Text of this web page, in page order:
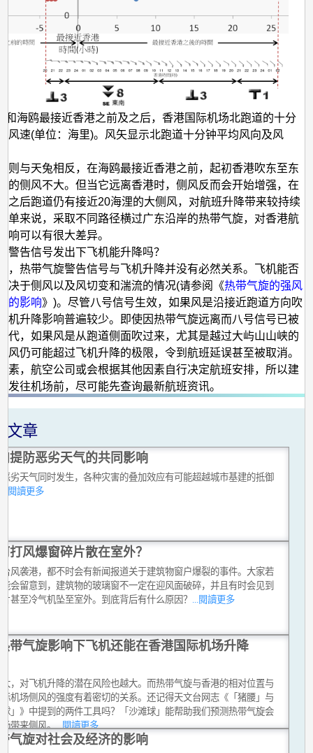
海鸥最接近香港之前及之后，香港国际机场北跑道的十分
风速(单位：海里)。风矢显示北跑道十分钟平均风向及风
则与天兔相反，在海鸥最接近香港之前，起初香港吹东至东
的侧风不大。但当它远离香港时，侧风反而会开始增强，在
之后跑道仍有接近20海浬的大侧风，对航班升降带来较持续
单来说，采取不同路径横过广东沿岸的热带气旋，对香港航
响可以有很大差异。
警告信号发出下飞机能升降吗？
，热带气旋警告信号与飞机升降并没有必然关系。飞机能否
决于侧风以及风切变和湍流的情况(请参阅《热带气旋的强风
的影响》)。尽管八号信号生效，如果风是沿接近跑道方向吹
机升降影响普遍较少。即使因热带气旋远离而八号信号已被
代，如果风是从跑道侧面吹过来，尤其是越过大屿山山峡的
风仍可能超过飞机升降的极限，令到航班延误甚至被取消。
素，航空公司或会根据其他因素自行决定航班安排，所以建
发往机场前，尽可能先查询最新航班资讯。
文章
提防恶劣天气的共同影响
劣天气同时发生，各种灾害的叠加效应有可能超越城市基建的抵御
...閱讀更多
打风爆窗碎片散在室外？
风袭港，都不时会有新闻报道关于建筑物窗户爆裂的事件。大家若
会留意到，建筑物的玻璃窗不一定在迎风面破碎，并且有时会见到
甚至冷气机坠至室外。到底背后有什么原因？
...閱讀更多
带气旋影响下飞机还能在香港国际机场升降
，对飞机升降的潜在风险也越大。而热带气旋与香港的相对位置与
机场侧风的强度有着密切的关系。还记得天文台网志《「猪腰」与
」》中提到的两件工具吗？「沙滩球」能帮助我们预测热带气旋会
带来侧风。
...閱讀更多
气旋对社会及经济的影响